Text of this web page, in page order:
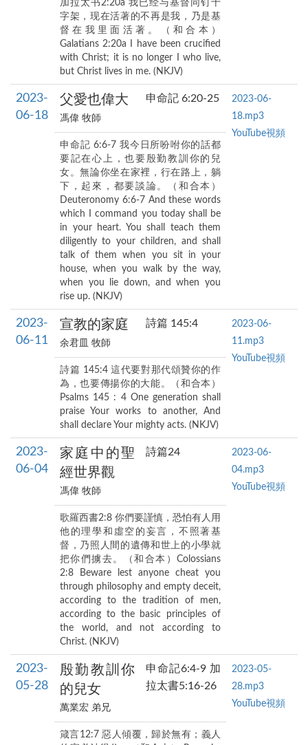
加拉太书2:20a 我已经与基督同钉十
字架，现在活著的不再是我，乃是基
督在我里面活著。（和合本）
Galatians 2:20a I have been crucified
with Christ; it is no longer I who live,
but Christ lives in me. (NKJV)
2023-
06-18
父愛也偉大
馮偉 牧師
申命記 6:20-25
2023-06-
18.mp3
YouTube視頻
申命記 6:6-7 我今日所吩咐你的話都
要記在心上，也要殷勤教訓你的兒
女。無論你坐在家裡，行在路上，躺
下，起來，都要談論。（和合本）
Deuteronomy 6:6-7 And these words
which I command you today shall be
in your heart. You shall teach them
diligently to your children, and shall
talk of them when you sit in your
house, when you walk by the way,
when you lie down, and when you
rise up. (NKJV)
2023-
06-11
宣教的家庭
余君皿 牧師
詩篇 145:4
2023-06-
11.mp3
YouTube視頻
詩篇 145:4 這代要對那代頌贊你的作
為，也要傳揚你的大能。（和合本）
Psalms 145 : 4 One generation shall
praise Your works to another, And
shall declare Your mighty acts. (NKJV)
2023-
06-04
家庭中的聖
經世界觀
馮偉 牧師
詩篇24
2023-06-
04.mp3
YouTube視頻
歌羅西書2:8 你們要謹慎，恐怕有人用
他的理學和虛空的妄言，不照著基
督，乃照人間的遺傳和世上的小學就
把你們擄去。（和合本）Colossians
2:8 Beware lest anyone cheat you
through philosophy and empty deceit,
according to the tradition of men,
according to the basic principles of
the world, and not according to
Christ. (NKJV)
2023-
05-28
殷勤教訓你
的兒女
萬業宏 弟兄
申命記6:4-9 加
拉太書5:16-26
2023-05-
28.mp3
YouTube視頻
箴言12:7 惡人傾覆，歸於無有；義人